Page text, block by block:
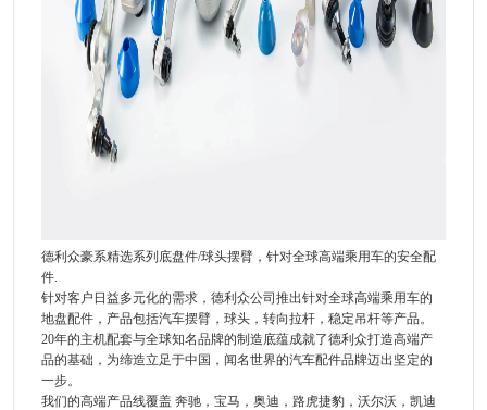
德利众豪系精选系列底盘件/球头摆臂，针对全球高端乘用车的安全配
件.
针对客户日益多元化的需求，德利众公司推出针对全球高端乘用车的
地盘配件，产品包括汽车摆臂，球头，转向拉杆，稳定吊杆等产品。
20年的主机配套与全球知名品牌的制造底蕴成就了德利众打造高端产
品的基础，为缔造立足于中国，闻名世界的汽车配件品牌迈出坚定的
一步。
我们的高端产品线覆盖 奔驰，宝马，奥迪，路虎捷豹，沃尔沃，凯迪